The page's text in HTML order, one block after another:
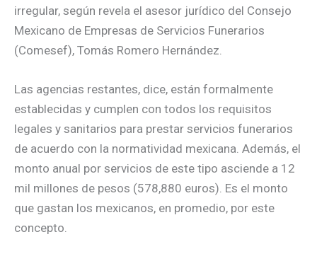
irregular, según revela el asesor jurídico del Consejo
Mexicano de Empresas de Servicios Funerarios
(Comesef), Tomás Romero Hernández.
Las agencias restantes, dice, están formalmente
establecidas y cumplen con todos los requisitos
legales y sanitarios para prestar servicios funerarios
de acuerdo con la normatividad mexicana. Además, el
monto anual por servicios de este tipo asciende a 12
mil millones de pesos (578,880 euros). Es el monto
que gastan los mexicanos, en promedio, por este
concepto.